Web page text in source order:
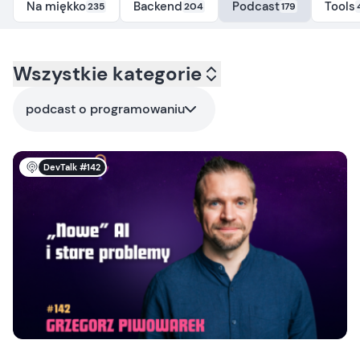
Na miękko235 Backend204 Podcast179 Tools
Kategoria:all- Tag: podcast-o-programowaniu
Wszystkie kategorie
podcast o programowaniu
DevTalk #142